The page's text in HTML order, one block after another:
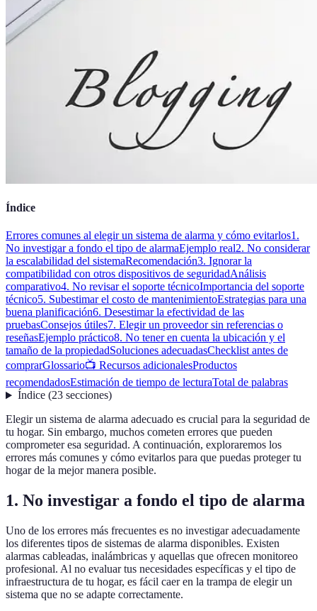
Índice
Errores comunes al elegir un sistema de alarma y cómo evitarlos1.
No investigar a fondo el tipo de alarmaEjemplo real2. No considerar
la escalabilidad del sistemaRecomendación3. Ignorar la
compatibilidad con otros dispositivos de seguridadAnálisis
comparativo4. No revisar el soporte técnicoImportancia del soporte
técnico5. Subestimar el costo de mantenimientoEstrategias para una
buena planificación6. Desestimar la efectividad de las
pruebasConsejos útiles7. Elegir un proveedor sin referencias o
reseñasEjemplo práctico8. No tener en cuenta la ubicación y el
tamaño de la propiedadSoluciones adecuadasChecklist antes de
comprarGlossario📺 Recursos adicionalesProductos
recomendadosEstimación de tiempo de lecturaTotal de palabras
Índice(23 secciones)
Elegir un sistema de alarma adecuado es crucial para la seguridad de
tu hogar. Sin embargo, muchos cometen errores que pueden
comprometer esa seguridad. A continuación, exploraremos los
errores más comunes y cómo evitarlos para que puedas proteger tu
hogar de la mejor manera posible.
1. No investigar a fondo el tipo de alarma
Uno de los errores más frecuentes es no investigar adecuadamente
los diferentes tipos de sistemas de alarma disponibles. Existen
alarmas cableadas, inalámbricas y aquellas que ofrecen monitoreo
profesional. Al no evaluar tus necesidades específicas y el tipo de
infraestructura de tu hogar, es fácil caer en la trampa de elegir un
sistema que no se adapte correctamente.